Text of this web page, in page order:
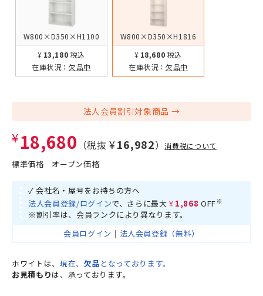
W800×D350×H1100
¥13,180 税込
在庫状況：欠品中
W800×D350×H1816
¥18,680 税込
在庫状況：欠品中
法人会員割引対象商品
¥18,680 （税抜 ¥16,982）消費税について
標準価格 オープン価格
✓ 会社名・屋号をお持ちの方へ
法人会員登録/ログインで、さらに最大 ¥1,868 OFF※
※割引率は、会員ランクにより異なります。
会員ログイン ｜ 法人会員登録（無料）
ホワイトは、 現在、 欠品 となっております。
お見積もりは、承っております。